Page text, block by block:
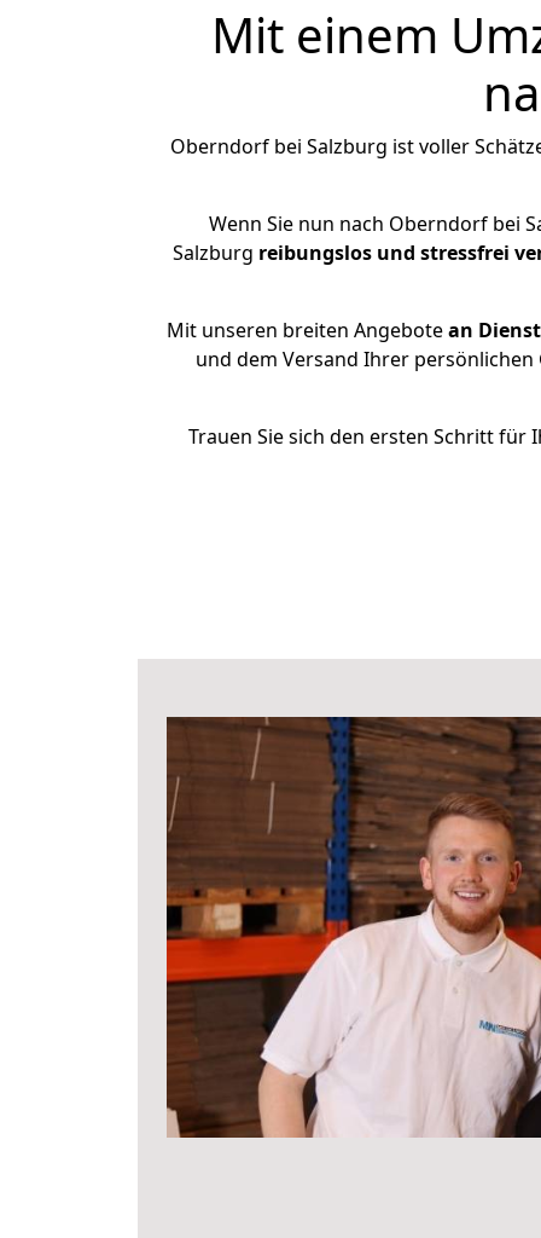
Mit einem
Oberndorf bei Salzburg ist voller
Wenn Sie nun nach Oberndorf bei
Salzburg reibungslos und stressfrei
Mit unseren breiten Angebotean
und dem Versand Ihrer
Trauen Sie sich den ersten Schritt